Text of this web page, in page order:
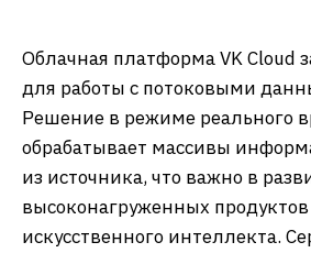
Облачная платформа VK Cloud
для работы с потоковыми
Решение в режиме реального
обрабатывает массивы
из источника, что важно в
высоконагруженных
искусственного интеллекта.